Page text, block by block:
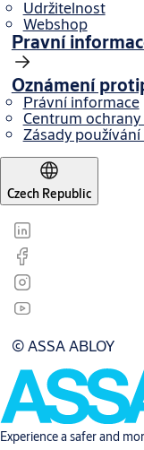
Udržitelnost
Webshop
Pravní
Oznámení
Právní informace
Centrum
Zásady používání
Czech Republic
© ASSA ABLOY
Experience a safer and